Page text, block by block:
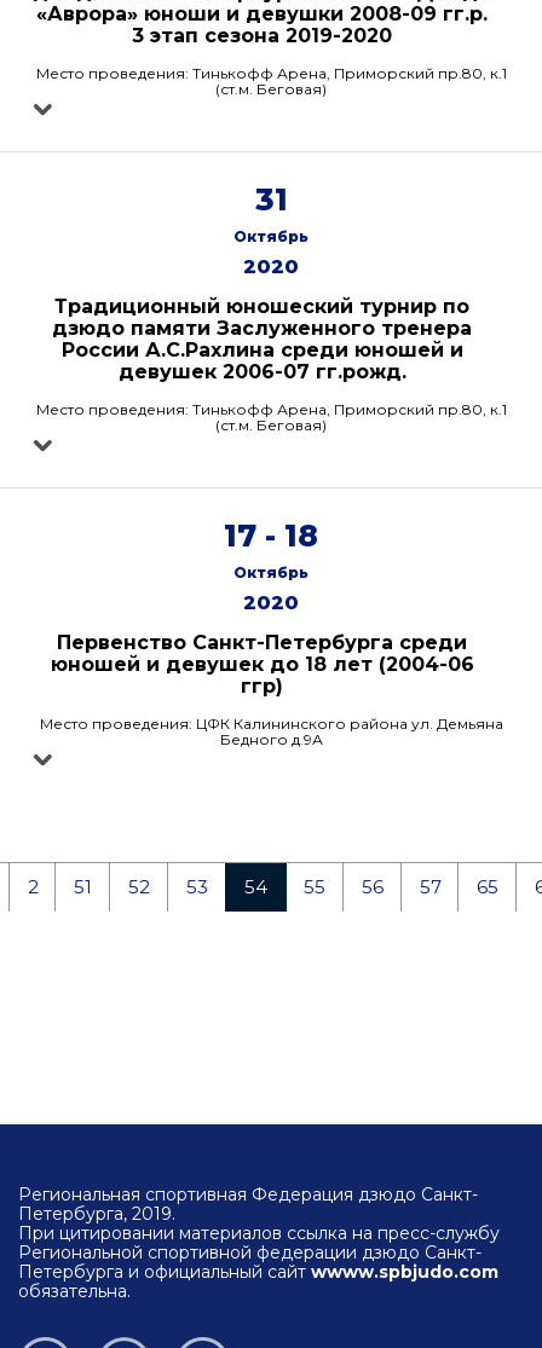
«Аврора» юноши и девушки 2008-09 гг.р.
3 этап сезона 2019-2020
Место проведения: Тинькофф Арена, Приморский пр.80, к.1
(ст.м. Беговая)
31
Октябрь
2020
Традиционный юношеский турнир по
дзюдо памяти Заслуженного тренера
России А.С.Рахлина среди юношей и
девушек 2006-07 гг.рожд.
Место проведения: Тинькофф Арена, Приморский пр.80, к.1
(ст.м. Беговая)
17 - 18
Октябрь
2020
Первенство Санкт-Петербурга среди
юношей и девушек до 18 лет (2004-06
ггр)
Место проведения: ЦФК Калининского района ул. Демьяна
Бедного д.9А
2 51 52 53 54 55 56 57 65
Региональная спортивная Федерация дзюдо Санкт-
Петербурга, 2019.
При цитировании материалов ссылка на пресс-службу
Региональной спортивной федерации дзюдо Санкт-
Петербурга и официальный сайт wwww.spbjudo.com
обязательна.